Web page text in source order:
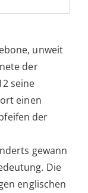
unweit
der
seine
einen
der
gewann
Die
englischen